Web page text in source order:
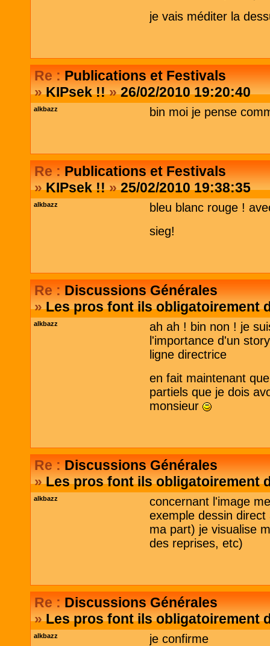
je vais méditer la
Re :Publications et Festivals
»KIPsek !! »26/02/2010 19:20:40
alkbazz bin moi je pense
Re :Publications et Festivals
»KIPsek !! »25/02/2010 19:38:35
alkbazz
bleu blanc rouge !
sieg!
Re :Discussions Générales
»Les pros font ils obligatoirement
alkbazz
ah ah ! bin non ! je
l'importance d'un
ligne directrice
en fait maintenant
partiels que je dois
monsieur
Re :Discussions Générales
»Les pros font ils obligatoirement
alkbazz
concernant l'image
exemple dessin
ma part) je visualise
des reprises, etc)
Re :Discussions Générales
»Les pros font ils obligatoirement
alkbazz
je confirme